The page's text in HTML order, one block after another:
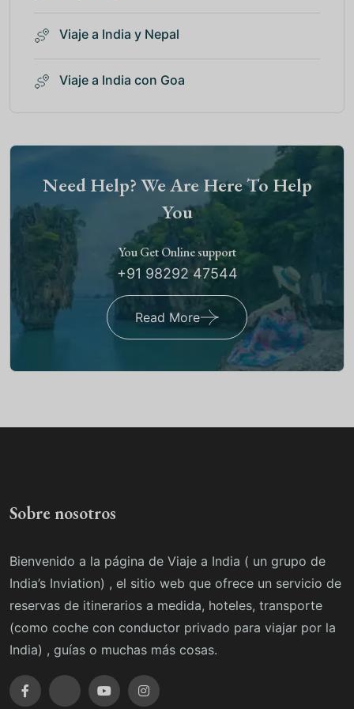
Viaje a India y Nepal
Viaje a India con Goa
Need Help? We Are Here To Help
You
You Get Online support
+91 98292 47544
Read More
Sobre nosotros
Bienvenido a la página de Viaje a India ( un grupo de
India’s Inviation) , el sitio web que ofrece un servicio de
reservas de itinerarios a medida, hoteles, transporte
(como coche con conductor privado para viajar por la
India) , guías o muchas más cosas.